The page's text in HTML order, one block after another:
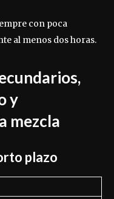
con poca
al menos dos horas.
y
mezcla
plazo